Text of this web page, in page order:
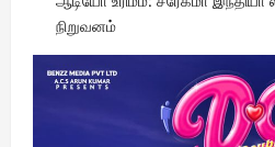
நிறுவனம்